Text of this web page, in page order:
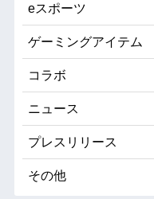
eスポーツ
ゲーミングアイテム
コラボ
ニュース
プレスリリース
その他